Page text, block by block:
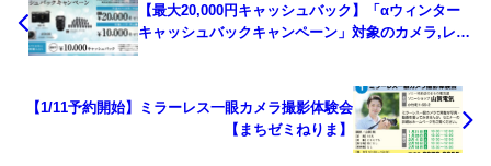
【最大20,000円キャッシュバック】「αウィンター
キャッシュバックキャンペーン」対象のカメラ,レン
【1/11予約開始】ミラーレス一眼カメラ撮影体験会
【まちゼミねりま】